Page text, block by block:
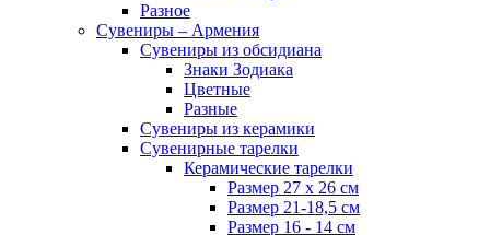
Разное
Сувениры – Армения
Сувениры из обсидиана
Знаки Зодиака
Цветные
Разные
Сувениры из керамики
Сувенирные тарелки
Керамические тарелки
Размер 27 х 26 см
Размер 21-18,5 см
Размер 16 - 14 см